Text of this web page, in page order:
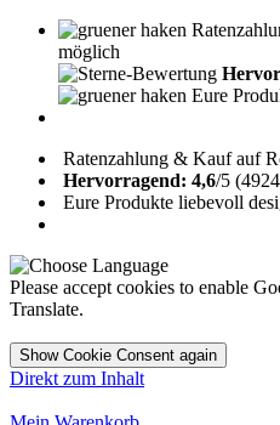
möglich
Eure
Ratenzahlung & Kauf auf
Hervorragend: 4,6/5
Eure Produkte liebevoll
Please accept cookies to enable
Translate.
Show Cookie Consent again
Direkt zum Inhalt